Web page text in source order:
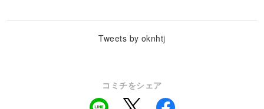
Tweets by oknhtj
コミチをシェア